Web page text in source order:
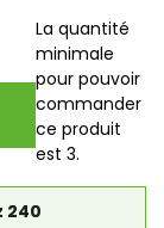
La quantité
minimale
pour pouvoir
commander
ce produit
est 3.
240